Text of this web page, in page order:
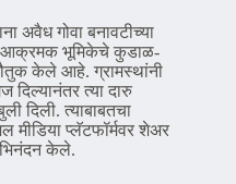
अवैध गोवा बनावटीच्या
आक्रमक भूमिकेचे कुडाळ-
केले आहे. ग्रामस्थांनी
दिल्यानंतर त्या दारु
दिली. त्याबाबतचा
मीडिया प्लॅटफॉर्मवर शेअर
केले.